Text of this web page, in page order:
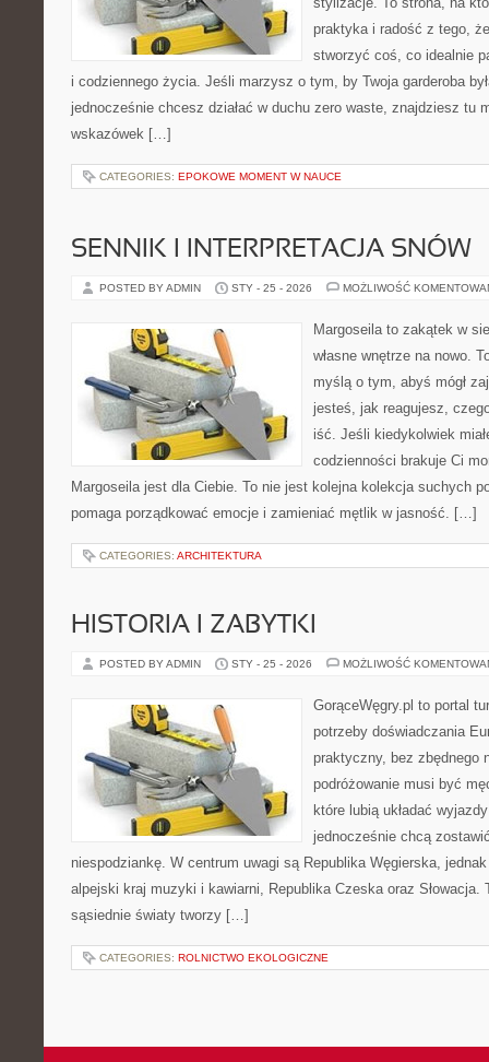
praktyka i radość z tego,
stworzyć coś, co idealnie
i codziennego życia. Jeśli marzysz o tym, by Twoja garderoba
jednocześnie chcesz działać w duchu zero waste, znajdziesz tu
wskazówek […]
CATEGORIES: EPOKOWE MOMENT W NAUCE
SENNIK I INTERPRETACJA SNÓW
POSTED BY ADMIN STY - 25 - 2026 MOŻLIWOŚĆ
Margoseila to zakątek w
własne wnętrze na nowo.
myślą o tym, abyś mógł
jesteś, jak reagujesz,
iść. Jeśli kiedykolwiek
codzienności brakuje Ci
Margoseila jest dla Ciebie. To nie jest kolejna kolekcja suchych
pomaga porządkować emocje i zamieniać mętlik w jasność. […]
CATEGORIES: ARCHITEKTURA
HISTORIA I ZABYTKI
POSTED BY ADMIN STY - 25 - 2026 MOŻLIWOŚĆ
GorąceWęgry.pl to portal
potrzeby doświadczania
praktyczny, bez zbędnego
podróżowanie musi być
które lubią układać
jednocześnie chcą
niespodziankę. W centrum uwagi są Republika Węgierska,
alpejski kraj muzyki i kawiarni, Republika Czeska oraz Słowacja.
sąsiednie światy tworzy […]
CATEGORIES: ROLNICTWO EKOLOGICZNE